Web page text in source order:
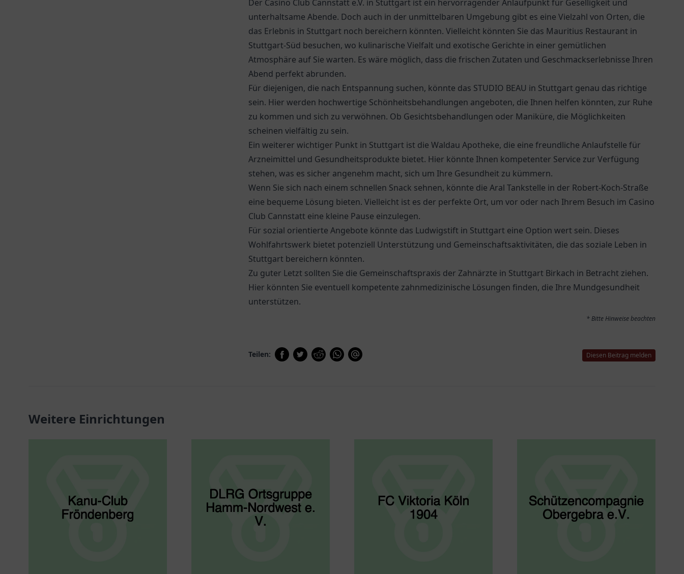
Der Casino Club Cannstatt e.V. in Stuttgart ist ein hervorragender Anlaufpunkt für Geselligkeit und
unterhaltsame Abende. Doch auch in der unmittelbaren Umgebung gibt es eine Vielzahl von Orten, die
das Erlebnis in Stuttgart noch bereichern könnten. Vielleicht könnten Sie das Mauritius Restaurant in
Stuttgart-Süd besuchen, wo kulinarische Vielfalt und exotische Gerichte in einer gemütlichen
Atmosphäre auf Sie warten. Es wäre möglich, dass die frischen Zutaten und Geschmackserlebnisse Ihren
Abend perfekt abrunden.
Für diejenigen, die nach Entspannung suchen, könnte das STUDIO BEAU in Stuttgart genau das richtige
sein. Hier werden hochwertige Schönheitsbehandlungen angeboten, die Ihnen helfen könnten, zur Ruhe
zu kommen und sich zu verwöhnen. Ob Gesichtsbehandlungen oder Maniküre, die Möglichkeiten
scheinen vielfältig zu sein.
Ein weiterer wichtiger Punkt in Stuttgart ist die Waldau Apotheke, die eine freundliche Anlaufstelle für
Arzneimittel und Gesundheitsprodukte bietet. Hier könnte Ihnen kompetenter Service zur Verfügung
stehen, was es sicher angenehm macht, sich um Ihre Gesundheit zu kümmern.
Wenn Sie sich nach einem schnellen Snack sehnen, könnte die Aral Tankstelle in der Robert-Koch-Straße
eine bequeme Lösung bieten. Vielleicht ist es der perfekte Ort, um vor oder nach Ihrem Besuch im Casino
Club Cannstatt eine kleine Pause einzulegen.
Für sozial orientierte Angebote könnte das Ludwigstift in Stuttgart eine Option wert sein. Dieses
Wohlfahrtswerk bietet potenziell Unterstützung und Gemeinschaftsaktivitäten, die das soziale Leben in
Stuttgart bereichern könnten.
Zu guter Letzt sollten Sie die Gemeinschaftspraxis der Zahnärzte in Stuttgart Birkach in Betracht ziehen.
Hier könnten Sie eventuell kompetente zahnmedizinische Lösungen finden, die Ihre Mundgesundheit
unterstützen.
* Bitte Hinweise beachten
Teilen: Diesen Beitrag melden
Weitere Einrichtungen